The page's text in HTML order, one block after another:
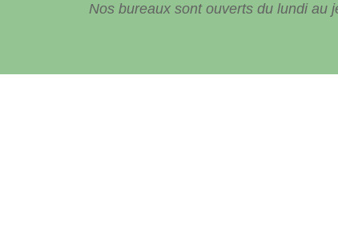
Nos bureaux sont ouverts du lundi au